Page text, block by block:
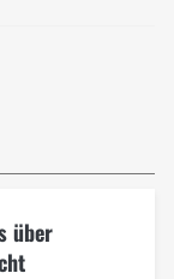
über